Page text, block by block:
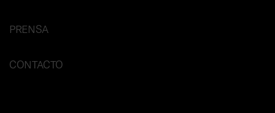
PRENSA
CONTACTO